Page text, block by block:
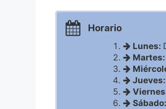
Horario
Lunes:
Martes:
Jueves:
Sábado: